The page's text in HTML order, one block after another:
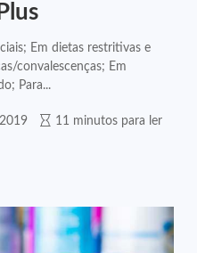
Em dietas restritivas e
convalescenças; Em
Para...
11 minutos para ler